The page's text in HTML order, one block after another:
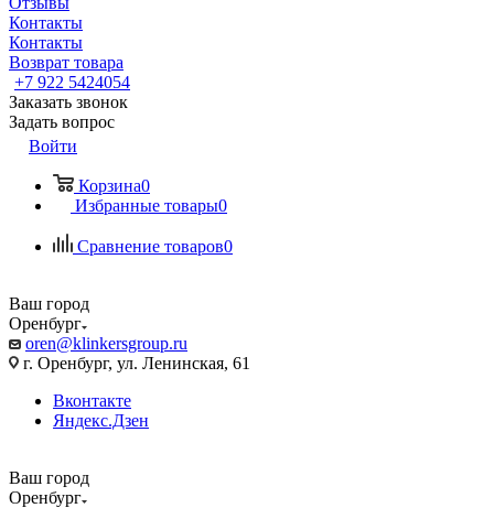
Контакты
Контакты
Возврат товара
+7 922 5424054
Заказать звонок
Задать вопрос
Войти
Корзина0
Избранные товары0
Сравнение товаров0
Ваш город
Оренбург
oren@klinkersgroup.ru
г. Оренбург, ул. Ленинская, 61
Вконтакте
Яндекс.Дзен
Ваш город
Оренбург